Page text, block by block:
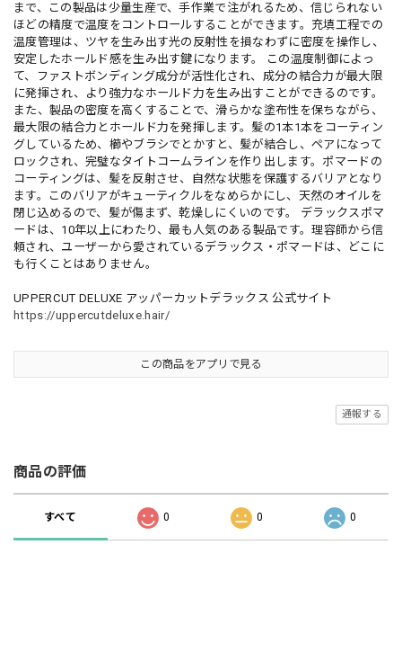
まで、この製品は少量生産で、手作業で注がれるため、信じられない
ほどの精度で温度をコントロールすることができます。充填工程での
温度管理は、ツヤを生み出す光の反射性を損なわずに密度を操作し、
安定したホールド感を生み出す鍵になります。 この温度制御によっ
て、ファストボンディング成分が活性化され、成分の結合力が最大限
に発揮され、より強力なホールド力を生み出すことができるのです。
また、製品の密度を高くすることで、滑らかな塗布性を保ちながら、
最大限の結合力とホールド力を発揮します。髪の1本1本をコーティン
グしているため、櫛やブラシでとかすと、髪が結合し、ペアになって
ロックされ、完璧なタイトコームラインを作り出します。ポマードの
コーティングは、髪を反射させ、自然な状態を保護するバリアとなり
ます。このバリアがキューティクルをなめらかにし、天然のオイルを
閉じ込めるので、髪が傷まず、乾燥しにくいのです。 デラックスポマ
ードは、10年以上にわたり、最も人気のある製品です。理容師から信
頼され、ユーザーから愛されているデラックス・ポマードは、どこに
も行くことはありません。
UPPERCUT DELUXE アッパーカットデラックス 公式サイト
https://uppercutdeluxe.hair/
この商品をアプリで見る
通報する
商品の評価
すべて 0 0 0